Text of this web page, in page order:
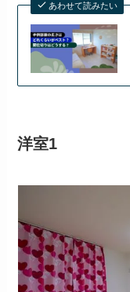
あわせて読みたい
洋室1